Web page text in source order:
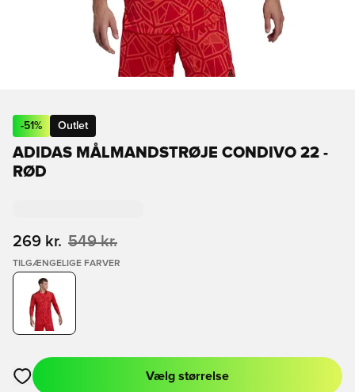
-51% Outlet
ADIDAS MÅLMANDSTRØJE CONDIVO 22 -
RØD
269 kr. 549 kr.
TILGÆNGELIGE FARVER
Åbner en Modal til at logge ind eller tilmelde dig som medlem
Vælg størrelse